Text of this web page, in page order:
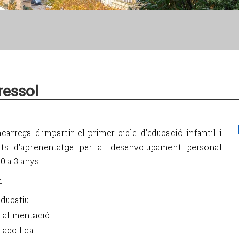
d'impartir el primer cicle d'educació infantil i
d'aprenentatge per al desenvolupament personal
a 3 anys.